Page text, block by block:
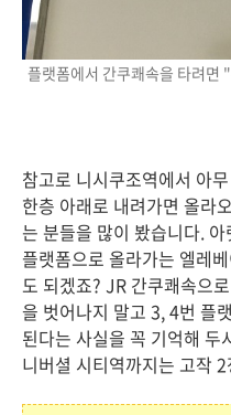
플랫폼에서 간쿠쾌속을 타려면
참고로 니시쿠조역에서 아
한층 아래로 내려가면 올라
는 분들을 많이 봤습니다.
플랫폼으로 올라가는 엘레
도 되겠죠? JR 간쿠쾌속으
을 벗어나지 말고 3, 4번 플
된다는 사실을 꼭 기억해 두
니버셜 시티역까지는 고작